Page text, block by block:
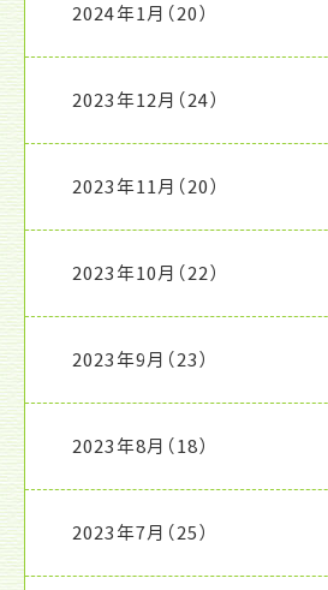
2024年1月 （20）
2023年12月 （24）
2023年11月 （20）
2023年10月 （22）
2023年9月 （23）
2023年8月 （18）
2023年7月 （25）